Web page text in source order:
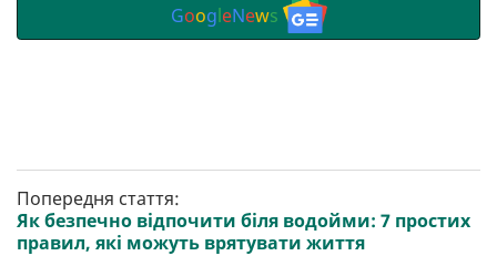
GoogleNews
Попередня стаття:
Як безпечно відпочити біля водойми: 7 простих
правил, які можуть врятувати життя